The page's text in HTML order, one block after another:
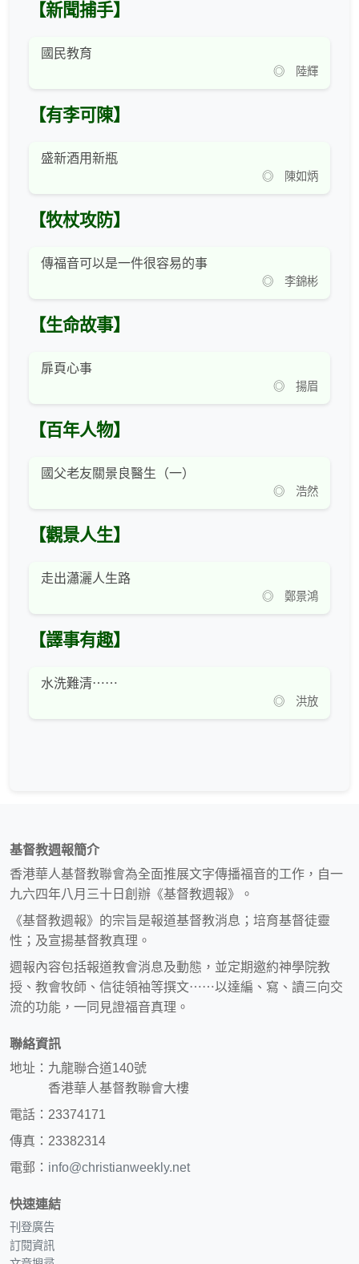
【新聞捕手】
國民教育
◎ 陸輝
【有李可陳】
盛新酒用新瓶
◎ 陳如炳
【牧杖攻防】
傳福音可以是一件很容易的事
◎ 李錦彬
【生命故事】
扉頁心事
◎ 揚眉
【百年人物】
國父老友關景良醫生（一）
◎ 浩然
【觀景人生】
走出瀟灑人生路
◎ 鄭景鴻
【譯事有趣】
水洗難清⋯⋯
◎ 洪放
基督教週報簡介
香港華人基督教聯會為全面推展文字傳播福音的工作，自一
九六四年八月三十日創辦《基督教週報》。
《基督教週報》的宗旨是報道基督教消息；培育基督徒靈
性；及宣揚基督教真理。
週報內容包括報道教會消息及動態，並定期邀約神學院教
授、教會牧師、信徒領袖等撰文⋯⋯以達編、寫、讀三向交
流的功能，一同見證福音真理。
聯絡資訊
地址：九龍聯合道140號
香港華人基督教聯會大樓
電話：23374171
傳真：23382314
電郵： info@christianweekly.net
快速連結
刊登廣告
訂閱資訊